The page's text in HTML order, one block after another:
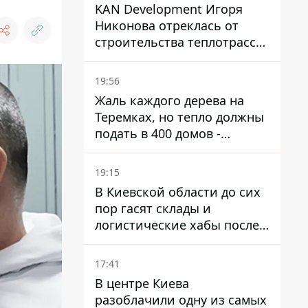
KAN Development Игоря
Никонова отреклась от
строительства теплотрассы
на Теремках
19:56
Жаль каждого дерева на
Теремках, но тепло должны
подать в 400 домов -
депутат Киевсовета
19:15
В Киевской области до сих
пор гасят склады и
логистические хабы после
прилетов ракет - ГСЧС
17:41
В центре Киева
разоблачили одну из самых